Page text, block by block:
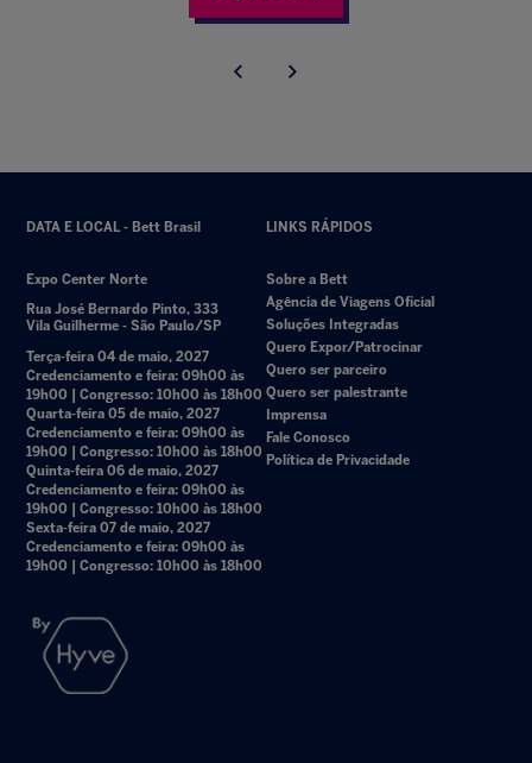
DATA E LOCAL - Bett Brasil
Expo Center Norte
Rua José Bernardo Pinto, 333
Vila Guilherme - São Paulo/SP
Terça-feira 04 de maio, 2027
Credenciamento e feira: 09h00 às
19h00 | Congresso: 10h00 às 18h00
Quarta-feira 05 de maio, 2027
Credenciamento e feira: 09h00 às
19h00 | Congresso: 10h00 às 18h00
Quinta-feira 06 de maio, 2027
Credenciamento e feira: 09h00 às
19h00 | Congresso: 10h00 às 18h00
Sexta-feira 07 de maio, 2027
Credenciamento e feira: 09h00 às
19h00 | Congresso: 10h00 às 18h00
LINKS RÁPIDOS
Sobre a Bett
Agência de Viagens Oficial
Soluções Integradas
Quero Expor/Patrocinar
Quero ser parceiro
Quero ser palestrante
Imprensa
Fale Conosco
Política de Privacidade